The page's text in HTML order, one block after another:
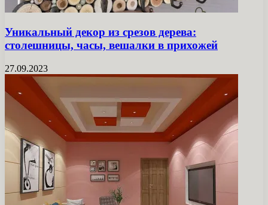
Уникальный декор из срезов дерева:
столешницы, часы, вешалки в прихожей
27.09.2023